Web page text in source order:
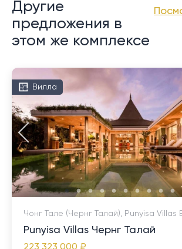
Другие
предложения в
этом же комплексе
Вилла
Чонг Тале (Чернг Талай), Punyisa Villas
Punyisa Villas Чернг Талай
223 323 000 ₽